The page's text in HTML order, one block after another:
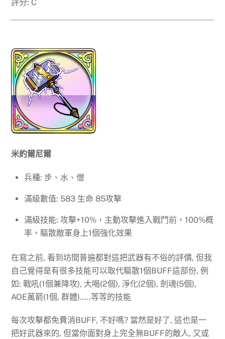
評分: C
米約爾尼爾
兵種: 步、水、僧
滿級數值: 583 生命 85攻擊
滿級技能: 攻擊+10%，主動攻擊進入戰鬥前，100%概
率，驅散敵軍身上1個強化效果
在寫之前, 看到坊間普遍都對這把武器有不俗的評價, 但我
自己覺得是有很多技能可以取代驅散1個BUFF這部份, 例
如: 戰吼(1個兼降攻), 大喝(2個), 淨化(2個), 劍魂(5個),
AOE萬箭(1個, 群體)…..等等的技能
每次攻擊都免費消BUFF, 不好嗎? 當然是好了, 這也是一
把好武器來的, 但當你面對身上完全無BUFF的敵人, 又或